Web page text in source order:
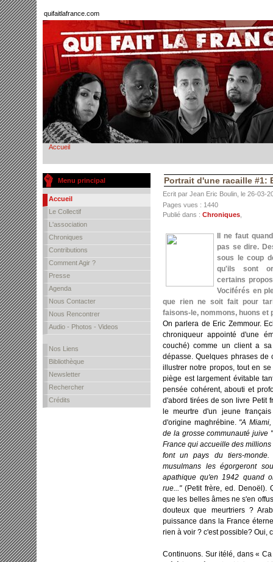
quifaitlafrance.com
Accueil
Menu principal
Accueil
Le Collectif
L'association
Chroniques
Contributions
Comment Agir ?
Presse
Agenda
Nous Contacter
Nous Rencontrer
Audio - Photos - Videos
Nos Liens
Bibliothèque
Newsletter
Rechercher
Crédits
Portrait d'une racaille #1:
Ecrit par Jean Eric Boulin, le 26-03-
Pages vues : 1440
Publié dans : Chroniques
Il ne faut
pas se dire.
sous le coup
qu'ils sont
certains
Vociférés en
que rien ne soit fait pour
faisons-le, nommons, huons et
On parlera de Eric Zemmour.
chroniqueur appointé d'une
couché) comme un client a
dépasse. Quelques phrases de
illustrer notre propos, tout en
piège est largement évitable
pensée cohérent, abouti et
d'abord tirées de son livre Petit
le meurtre d'un jeune
d'origine maghrébine. "A
de la grosse communauté juive
France qui accueille des
font un pays du tiers-
musulmans les égorgeront
apathique qu'en 1942 quand
rue..."(Petit frère, ed. Denoël).
que les belles âmes ne s'en
douteux que meurtriers ?
puissance dans la France
rien à voir ? c'est possible? Oui,
Continuons. Sur itélé, dans «